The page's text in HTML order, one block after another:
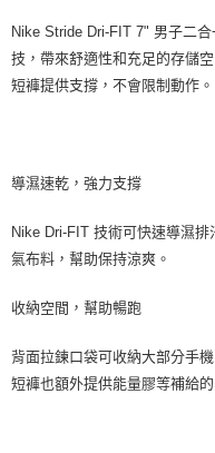
Nike Stride Dri-FIT 7" 男子二
技，帶來舒適性和充足的存儲
短褲提供支撐，不會限制動作。
導濕速乾，強力支撐
Nike Dri-FIT 技術可快速導濕
氣布料，幫助保持涼爽。
收納空間，幫助暢跑
背面拉鍊口袋可收納大部分手
短褲也額外提供能量膠等補給的